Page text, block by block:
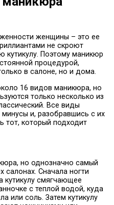
женщины – это ее
не скроют
кутикулу. Поэтому маникюр
процедурой,
в салоне, но и дома.
16 видов маникюра, но
только несколько из
Все виды
и, разобравшись с их
тот, который подходит
но однозначно самый
салонах. Сначала ногти
кутикулу смягчающее
с теплой водой, куда
или соль. Затем кутикулу